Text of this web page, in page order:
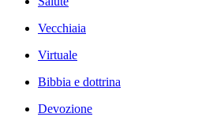
Vecchiaia
Virtuale
Bibbia e dottrina
Devozione